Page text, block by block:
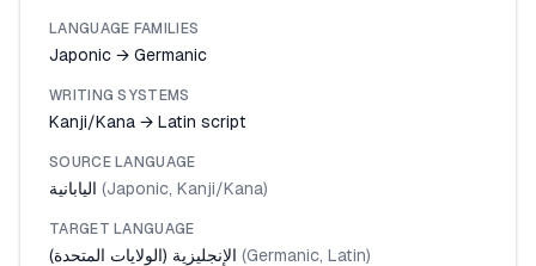
LANGUAGE FAMILIES
Japonic → Germanic
WRITING SYSTEMS
Kanji/Kana → Latin script
SOURCE LANGUAGE
اليابانية (Japonic, Kanji/Kana)
TARGET LANGUAGE
الإنجليزية (الولايات المتحدة) (Germanic, Latin)